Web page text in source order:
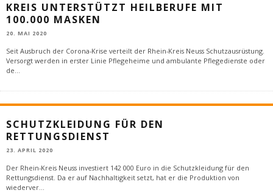
KREIS UNTERSTÜTZT HEILBERUFE MIT
100.000 MASKEN
20. MAI 2020
Seit Ausbruch der Corona-Krise verteilt der Rhein-Kreis Neuss Schutzausrüstung.
Versorgt werden in erster Linie Pflegeheime und ambulante Pflegedienste oder
de...
SCHUTZKLEIDUNG FÜR DEN
RETTUNGSDIENST
23. APRIL 2020
Der Rhein-Kreis Neuss investiert 142 000 Euro in die Schutzkleidung für den
Rettungsdienst. Da er auf Nachhaltigkeit setzt, hat er die Produktion von
wiederver...